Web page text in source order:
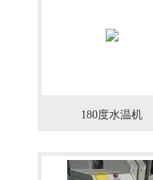
180度水温机